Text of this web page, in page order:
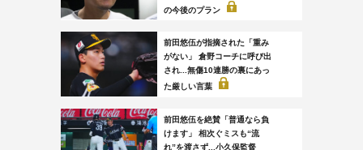
の今後のプラン
前田悠伍が指摘された「重み
がない」 倉野コーチに呼び出
され...無傷10連勝の裏にあっ
た厳しい言葉
前田悠伍を絶賛「普通なら負
けます」 相次ぐミスも“流
れ”を渡さず...小久保監督